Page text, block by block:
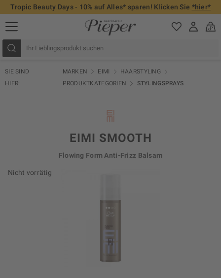
Tropic Beauty Days - 10% auf Alles* sparen! Klicken Sie *hier*
SIE SIND
HIER:
MARKEN EIMI
HAARSTYLING
PRODUKTKATEGORIEN
STYLINGSPRAYS
Nicht vorrätig
EIMI SMOOTH
Flowing Form Anti-Frizz Balsam